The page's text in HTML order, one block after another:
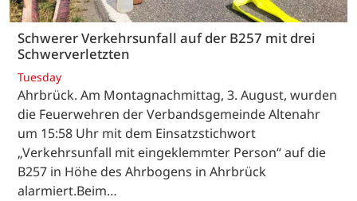
Schwerer Verkehrsunfall auf der B257 mit drei
Schwerverletzten
Tuesday
Ahrbrück. Am Montagnachmittag, 3. August, wurden
die Feuerwehren der Verbandsgemeinde Altenahr
um 15:58 Uhr mit dem Einsatzstichwort
„Verkehrsunfall mit eingeklemmter Person“ auf die
B257 in Höhe des Ahrbogens in Ahrbrück
alarmiert.Beim…